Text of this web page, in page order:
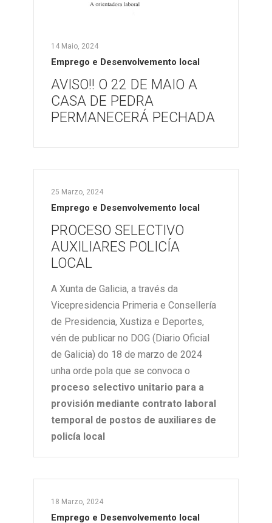
14 Maio, 2024
Emprego e Desenvolvemento local
AVISO!! O 22 DE MAIO A
CASA DE PEDRA
PERMANECERÁ PECHADA
25 Marzo, 2024
Emprego e Desenvolvemento local
PROCESO SELECTIVO
AUXILIARES POLICÍA
LOCAL
A Xunta de Galicia, a través da
Vicepresidencia Primeria e Consellería
de Presidencia, Xustiza e Deportes,
vén de publicar no DOG (Diario Oficial
de Galicia) do 18 de marzo de 2024
unha orde pola que se convoca o
proceso selectivo unitario para a
provisión mediante contrato laboral
temporal de postos de auxiliares de
policía local
18 Marzo, 2024
Emprego e Desenvolvemento local